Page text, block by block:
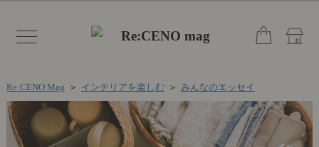
toggle
navigation
Re:CENO Mag ＞ インテリアを楽しむ ＞ みんなのエッセイ